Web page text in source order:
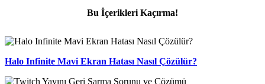
Bu İçerikleri Kaçırma!
Halo Infinite Mavi Ekran Hatası Nasıl Çözülür?